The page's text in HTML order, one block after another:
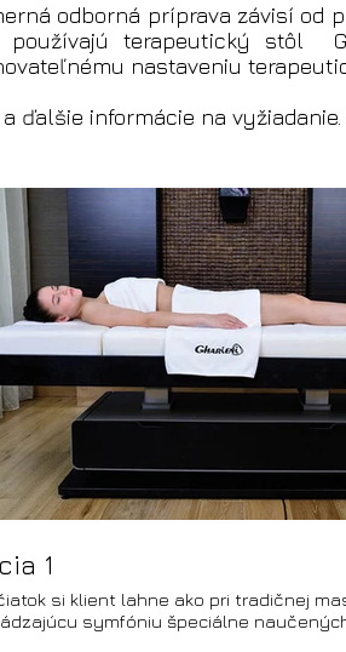
odborná príprava závisí od
používajú terapeutický stôl
nastaveniu
a ďalšie informácie na vyžiadanie.
1
si klient lahne ako pri tradičnej
symfóniu špeciálne